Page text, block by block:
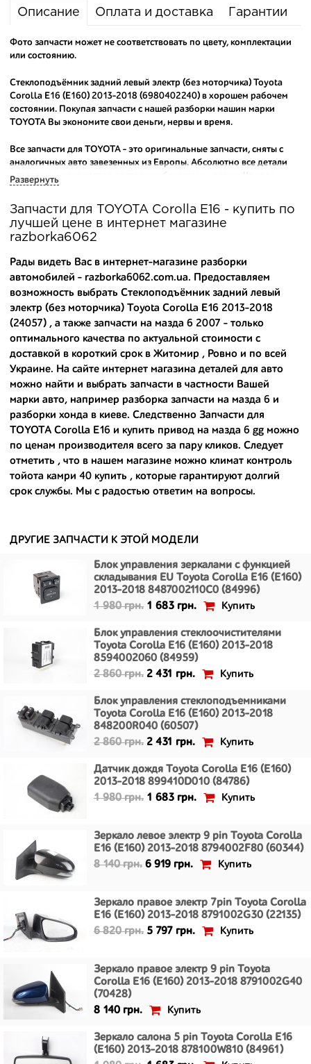
Описание Оплата и доставка Гарантии
Фото запчасти может не соответствовать по цвету, комплектации
или состоянию.
Стеклоподъёмник задний левый электр (без моторчика) Toyota
Corolla E16 (E160) 2013-2018 (6980402240) в хорошем рабочем
состоянии. Покупая запчасти с нашей разборки машин марки
TOYOTA Вы экономите свои деньги, нервы и время.
Все запчасти для TOYOTA - это оригинальные запчасти, сняты с
аналогичных авто завезенных из Европы. Абсолютно все детали
исправны и находятся в состоянии близком к новому. Каждая
производителя.
Вашему вниманию предлагаем широкий ассортимент
автозапчастей дляTOYOTA Corolla E16 (E160) 2013-2018
популярных марок. Мы продаем оригинальные и
высококачественные запчасти, отказываясь от контрафактных
аналогов.
Многие наши оптовые клиенты рекомендуют именно нашу
разборку как надежного и проверенного продавца. Если вам
требуется приобрести оптовую партию деталей для японских
автомобилей, то консультанты нашего интернет-магазина
подберут вам товар и укомплектуют партию. Также мы поможем с
правильным выбором по каталогу автозапчастей.
Купить комплектующие для авто с разборки – хорошее решение.
Ведь наши запчасти:
- доступные по цене;
- сняты только с автомобилей, которые ездили по превосходным
европейским и японским дорогам;
Развернуть
Запчасти для TOYOTA Corolla E16 - купить по
лучшей цене в интернет магазине
razborka6062
Рады видеть Вас в интернет-магазине разборки
автомобилей - razborka6062.com.ua. Предоставляем
возможность выбрать Стеклоподъёмник задний левый
электр (без моторчика) Toyota Corolla E16 2013-2018
(24057) , а также запчасти на мазда 6 2007 - только
оптимального качества по актуальной стоимости с
доставкой в короткий срок в Житомир , Ровно и по всей
Украине. На сайте интернет магазина деталей для авто
можно найти и выбрать запчасти в частности Вашей
марки авто, например разборка запчасти на мазда 6 и
разборки хонда в киеве. Следственно Запчасти для
TOYOTA Corolla E16 и купить привод на мазда 6 gg можно
по ценам производителя всего за пару кликов. Следует
отметить , что в нашем магазине можно климат контроль
тойота камри 40 купить , которые гарантируют долгий
срок службы. Мы с радостью ответим на вопросы.
ДРУГИЕ ЗАПЧАСТИ К ЭТОЙ МОДЕЛИ
Блок управления зеркалами с функцией
складывания EU Toyota Corolla E16 (E160)
2013-2018 8487002110C0 (84996)
1 980 грн. 1 683 грн. Купить
Блок управления стеклоочистителями
Toyota Corolla E16 (E160) 2013-2018
8594002060 (84959)
2 860 грн. 2 431 грн. Купить
Блок управления стеклоподъемниками
Toyota Corolla E16 (E160) 2013-2018
848200R040 (60507)
2 860 грн. 2 431 грн. Купить
Датчик дождя Toyota Corolla E16 (E160)
2013-2018 899410D010 (84786)
1 980 грн. 1 683 грн. Купить
Зеркало левое электр 9 pin Toyota Corolla
E16 (E160) 2013-2018 8794002F80 (60344)
8 140 грн. 6 919 грн. Купить
Зеркало правое электр 7pin Toyota Corolla
E16 (E160) 2013-2018 8791002G30 (22135)
6 820 грн. 5 797 грн. Купить
Зеркало правое электр 9 pin Toyota
Corolla E16 (E160) 2013-2018 8791002G40
(70428)
8 140 грн.
Купить
Зеркало салона 5 pin Toyota Corolla E16
(E160) 2013-2018 878100W810 (84961)